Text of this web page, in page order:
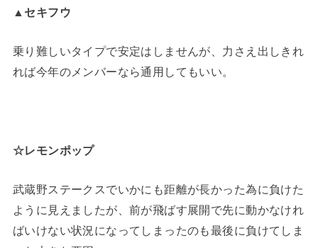
▲セキフウ
乗り難しいタイプで安定はしませんが、力さえ出しきれ
れば今年のメンバーなら通用してもいい。
☆レモンポップ
武蔵野ステークスでいかにも距離が長かった為に負けた
ように見えましたが、前が飛ばす展開で先に動かなけれ
ばいけない状況になってしまったのも最後に負けてしま